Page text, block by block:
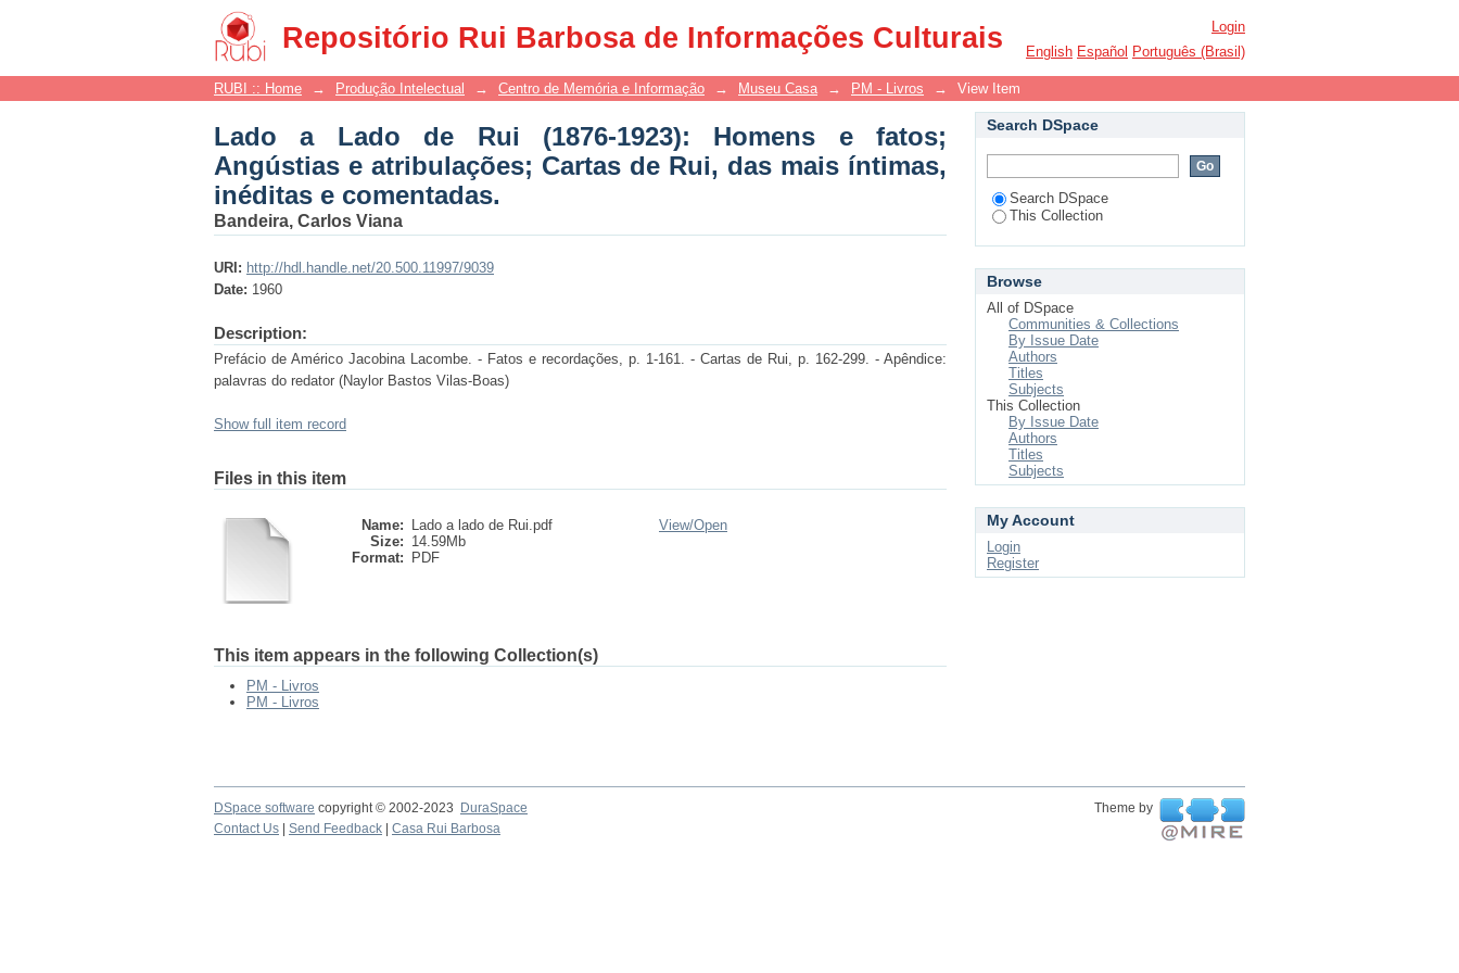
Repositório Rui Barbosa de Informações Culturais
Lado a Lado de Rui (1876-1923): Homens e fatos; Angústias e atribulações; Cartas
de Rui, das mais íntimas, inéditas e comentadas.
Login
English Español Português (Brasil)
RUBI :: Home → Produção Intelectual → Centro de Memória e Informação → Museu Casa → PM - Livros → View Item
Lado a Lado de Rui (1876-1923): Homens e fatos;
Angústias e atribulações; Cartas de Rui, das mais íntimas,
inéditas e comentadas.
Bandeira, Carlos Viana
URI: http://hdl.handle.net/20.500.11997/9039
Date: 1960
Description:
Prefácio de Américo Jacobina Lacombe. - Fatos e recordações, p. 1-161. - Cartas de Rui, p. 162-299. - Apêndice:
palavras do redator (Naylor Bastos Vilas-Boas)
Show full item record
Files in this item
Name:
Lado a lado de Rui.pdf
Size: 14.59Mb
Format:
PDF
View/Open
This item appears in the following Collection(s)
PM - Livros
PM - Livros
Search DSpace
Search DSpace
This Collection
Browse
All of DSpace
Communities & Collections
By Issue Date
Authors
Titles
Subjects
This Collection
By Issue Date
Authors
Titles
Subjects
My Account
Login
Register
DSpace software copyright © 2002-2023 DuraSpace
Theme by
Contact Us
Send Feedback Casa Rui Barbosa